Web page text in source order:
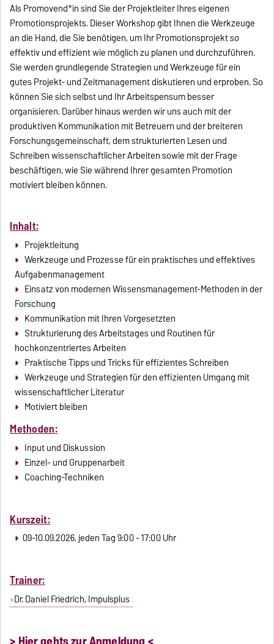
Als Promovend*in sind Sie der Projektleiter Ihres eigenen
Promotionsprojekts. Dieser Workshop gibt Ihnen die Werkzeuge
an die Hand, die Sie benötigen, um Ihr Promotionsprojekt so
effektiv und effizient wie möglich zu planen und durchzuführen.
Sie werden grundlegende Strategien und Werkzeuge für ein
gutes Projekt- und Zeitmanagement diskutieren und erproben. So
können Sie sich selbst und Ihr Arbeitspensum besser
organisieren. Darüber hinaus werden wir uns auch mit der
produktiven Kommunikation mit Betreuern und der breiteren
Forschungsgemeinschaft, dem strukturierten Lesen und
Schreiben wissenschaftlicher Arbeiten sowie mit der Frage
beschäftigen, wie Sie während Ihrer gesamten Promotion
motiviert bleiben können.
Inhalt:
Projektleitung
Werkzeuge und Prozesse für ein praktisches und effektives
Aufgabenmanagement
Einsatz von modernen Wissensmanagement-Methoden in der
Forschung
Kommunikation mit Ihren Vorgesetzten
Strukturierung des Arbeitstages und Routinen für
hochkonzentriertes Arbeiten
Praktische Tipps und Tricks für effizientes Schreiben
Werkzeuge und Strategien für den effizienten Umgang mit
wissenschaftlicher Literatur
Motiviert bleiben
Methoden:
Input und Diskussion
Einzel- und Gruppenarbeit
Coaching-Techniken
Kurszeit:
09-10.09.2026, jeden Tag 9:00 - 17:00 Uhr
Trainer:
Dr. Daniel Friedrich, Impulsplus